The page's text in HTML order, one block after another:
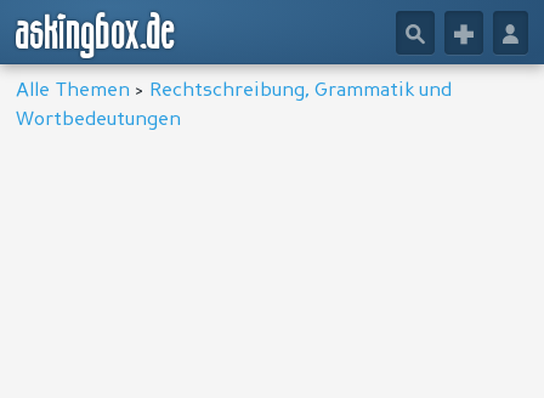
askingbox.de 👤
+
🔎
Alle Themen > Rechtschreibung, Grammatik und
Wortbedeutungen